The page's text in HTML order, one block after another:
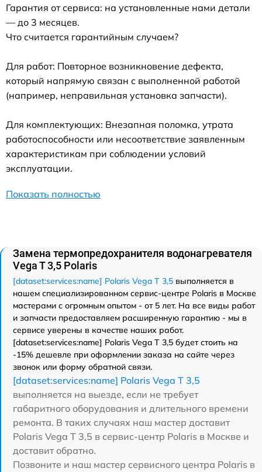
Гарантия от сервиса: на установленные нами детали
— до 3 месяцев.
Что считается гарантийным случаем?
Для работ: Повторное возникновение дефекта,
который напрямую связан с выполненной работой
(например, неправильная установка запчасти).
Для комплектующих: Внезапная поломка, утрата
работоспособности или несоответствие заявленным
характеристикам при соблюдении условий
эксплуатации.
Показать полностью
Замена термопредохранителя водонагревателя
Vega T 3,5 Polaris
[dataset:services:name] Polaris Vega T 3,5 выполняется в
нашем специализированном сервис-центре Polaris в Москве
мастерами с огромным опытом - от 5 лет. На все виды работ
и запчасти предоставляем расширенную гарантию - мы в
сервисе уверены в качестве наших работ.
[dataset:services:name] Polaris Vega T 3,5 будет стоить на
-15% дешевле при оформлении заказа на сайте через
звонок или форму обратной связи.
[dataset:services:name] Polaris Vega T 3,5
выполняется на выезде, если не требует
габаритного оборудования и длительного времени
ремонта. В таких случаях наш мастер доставит
Polaris Vega T 3,5 в сервис-центр Polaris в Москве и
доставит обратно.
Позвоните и наш мастер сервисного центра Polaris в